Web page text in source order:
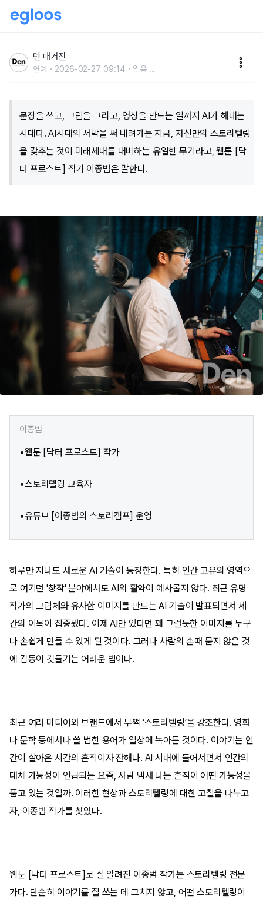
덴 매거진
연예 2026-02-27 09:14 읽음 ...
문장을 쓰고, 그림을 그리고, 영상을 만드는 일까지 AI가 해내는
시대다. AI시대의 서막을 써 내려가는 지금, 자신만의 스토리텔링
을 갖추는 것이 미래세대를 대비하는 유일한 무기라고, 웹툰 [닥
터 프로스트] 작가 이종범은 말한다.
이종범
•웹툰 [닥터 프로스트] 작가
•스토리텔링 교육자
•유튜브 [이종범의 스토리캠프] 운영
하루만 지나도 새로운 AI 기술이 등장한다. 특히 인간 고유의 영역으
로 여기던 '창작' 분야에서도 AI의 활약이 예사롭지 않다. 최근 유명
작가의 그림체와 유사한 이미지를 만드는 AI 기술이 발표되면서 세
간의 이목이 집중됐다. 이제 AI만 있다면 꽤 그럴듯한 이미지를 누구
나 손쉽게 만들 수 있게 된 것이다. 그러나 사람의 손때 묻지 않은 것
에 감동이 깃들기는 어려운 법이다.
최근 여러 미디어와 브랜드에서 부쩍 ‘스토리텔링’을 강조한다. 영화
나 문학 등에서나 쓸 법한 용어가 일상에 녹아든 것이다. 이야기는 인
간이 살아온 시간의 흔적이자 잔해다. AI 시대에 들어서면서 인간의
대체 가능성이 언급되는 요즘, 사람 냄새 나는 흔적이 어떤 가능성을
품고 있는 것일까. 이러한 현상과 스토리텔링에 대한 고찰을 나누고
자, 이종범 작가를 찾았다.
웹툰 [닥터 프로스트]로 잘 알려진 이종범 작가는 스토리텔링 전문
가다. 단순히 이야기를 잘 쓰는 데 그치지 않고, 어떤 스토리텔링이